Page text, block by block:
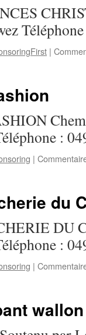
|
:
|
du
DU
:
|
wallon